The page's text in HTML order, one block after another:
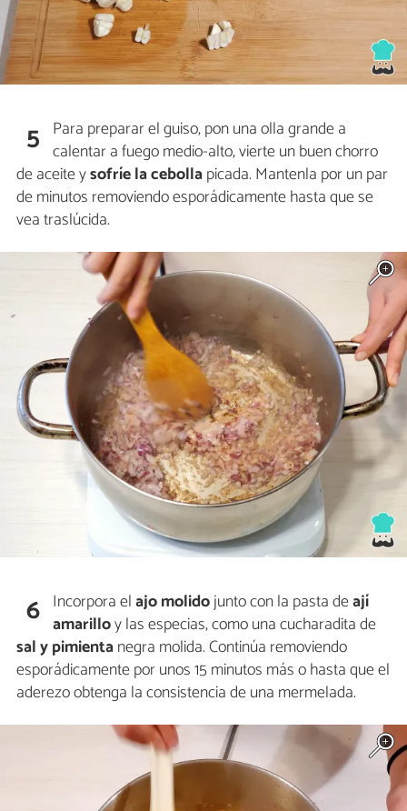
5 Para preparar el guiso, pon una olla grande a
calentar a fuego medio-alto, vierte un buen chorro
de aceite ysofríe la cebollapicada. Mantenla por un par
de minutos removiendo esporádicamente hasta que se
vea traslúcida.
6 Incorpora elajo molidojunto con la pasta deají
amarilloy las especias, como una cucharadita de
sal y pimientanegra molida. Continúa removiendo
esporádicamente por unos 15 minutos más o hasta que el
aderezo obtenga la consistencia de una mermelada.